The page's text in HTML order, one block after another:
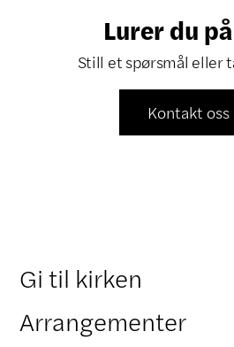
Lurer du
Still et spørsmål eller
Kontakt oss
Gi til kirken
Arrangementer